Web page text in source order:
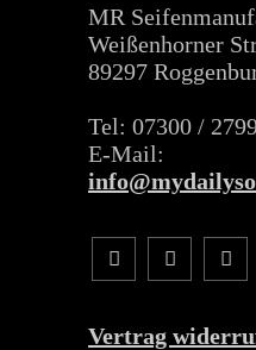
MR
Weißenhorner
89297
Tel: 07300 /
E-Mail:
Vertrag